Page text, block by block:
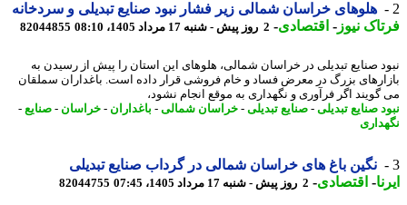
هلوهای خراسان شمالی زیر فشار نبود صنایع تبدیلی و سردخانه
نیوز-اقتصادی-2 روز پیش - شنبه 17 مرداد 1405، 08:10 82044855
صنایع تبدیلی در خراسان شمالی، هلوهای این استان را پیش از رسیدن به
بزرگ در معرض فساد و خام فروشی قرار داده است. باغداران سملقان
اگر فرآوری و نگهداری به موقع انجام نشود،
صنایع تبدیلی-صنایع تبدیلی-خراسان شمالی-باغداران - خراسان-صنایع-
نگین باغ های خراسان شمالی در گرداب صنایع تبدیلی
-اقتصادی-2 روز پیش - شنبه 17 مرداد 1405، 07:45 82044755